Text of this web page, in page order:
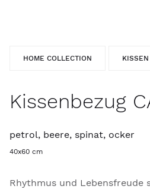
HOME COLLECTION KISSEN
Kissenbezug
petrol, beere, spinat, ocker
40x60 cm
Rhythmus und Lebensfreude